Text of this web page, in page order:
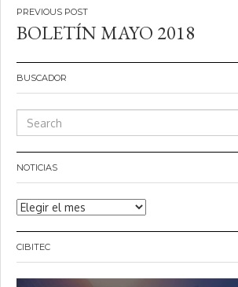
Navegación
de
entradas
BOLETÍN MAYO 2018
BUSCADOR
NOTICIAS
Noticias
CIBITEC